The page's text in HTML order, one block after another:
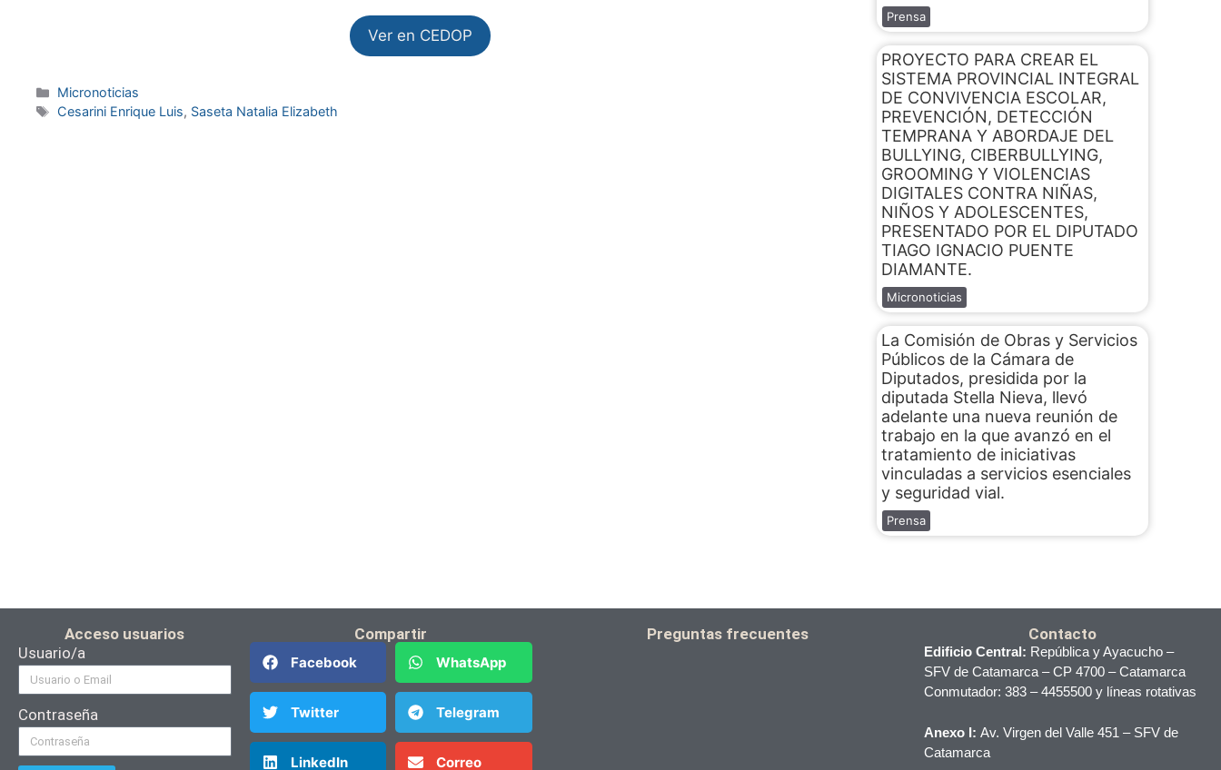
Ver en CEDOP
Micronoticias
Cesarini Enrique Luis, Saseta Natalia Elizabeth
Prensa
PROYECTO PARA CREAR EL
SISTEMA PROVINCIAL INTEGRAL
DE CONVIVENCIA ESCOLAR,
PREVENCIÓN, DETECCIÓN
TEMPRANA Y ABORDAJE DEL
BULLYING, CIBERBULLYING,
GROOMING Y VIOLENCIAS
DIGITALES CONTRA NIÑAS,
NIÑOS Y ADOLESCENTES,
PRESENTADO POR EL DIPUTADO
TIAGO IGNACIO PUENTE
DIAMANTE.
Micronoticias
La Comisión de Obras y Servicios
Públicos de la Cámara de
Diputados, presidida por la
diputada Stella Nieva, llevó
adelante una nueva reunión de
trabajo en la que avanzó en el
tratamiento de iniciativas
vinculadas a servicios esenciales
y seguridad vial.
Prensa
Acceso usuarios
Usuario/a
Contraseña
Compartir
Facebook WhatsApp
Twitter Telegram
LinkedIn Correo
Preguntas frecuentes Contacto
Edificio Central: República y Ayacucho –
SFV de Catamarca – CP 4700 – Catamarca
Conmutador: 383 – 4455500 y líneas rotativas
Anexo I: Av. Virgen del Valle 451 – SFV de
Catamarca